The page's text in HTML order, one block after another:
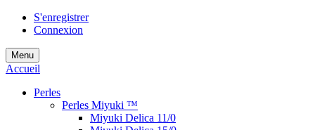
S'enregistrer
Connexion
Menu
Accueil
Perles
Perles Miyuki ™
Miyuki Delica 11/0